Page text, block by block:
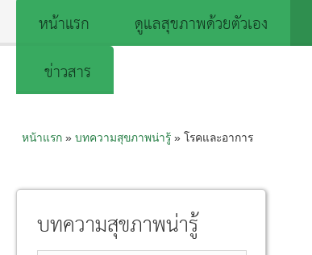
หน้าแรก ดูแลสุขภาพด้วยตัวเอง
ข่าวสาร
หน้าแรก» บทความสุขภาพน่ารู้» โรคและอาการ
บทความสุขภาพน่ารู้